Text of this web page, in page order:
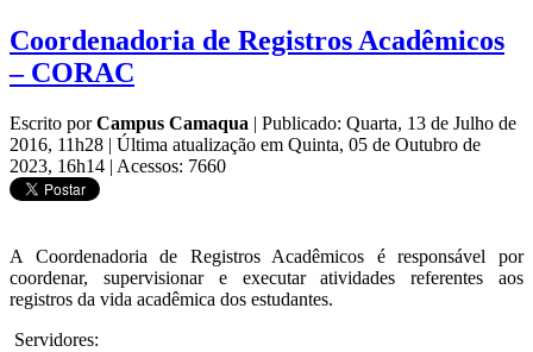
Coordenadoria de Registros Acadêmicos
– CORAC
Escrito porCampus Camaqua | Publicado: Quarta, 13 de Julho de
2016, 11h28 | Última atualização em Quinta, 05 de Outubro de
2023, 16h14 | Acessos: 7660
A Coordenadoria de Registros Acadêmicos é responsável por
coordenar, supervisionar e executar atividades referentes aos
registros da vida acadêmica dos estudantes.
Servidores: